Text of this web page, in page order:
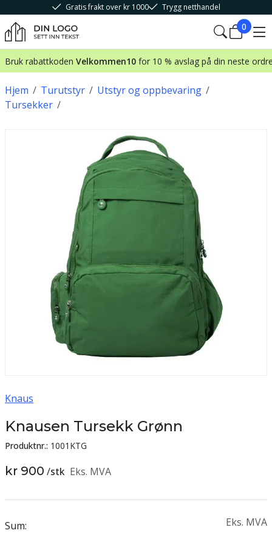
Gratis frakt over kr 1000 Trygg netthandel
0
Bruk rabattkoden Velkommen10 for 10 % avslag på din neste
/
Hjem /
Turutstyr /
Utstyr og oppbevaring
/
Tursekker
Knaus
Knausen Tursekk Grønn
Produktnr.: 1001KTG
kr 900 /stk Eks. MVA
Sum: Eks. MVA